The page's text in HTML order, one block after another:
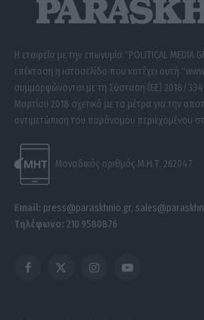
Η εταιρεία με την επωνυμία “POLITICAL MEDIA
επέκταση η ιστοσελίδα που κατέχει αυτή
συμμορφώνονται με τη Σύσταση (ΕΕ) 2018/334
Μαρτίου 2018 σχετικά με τα μέτρα για την
αντιμετώπιση του παράνομου περιεχομένου
Μοναδικός αριθμός Μ.Η.Τ. 262047
Email: press@paraskhnio.gr,
Τηλέφωνο: 210 9580876
Facebook
X
InstagramYouTube